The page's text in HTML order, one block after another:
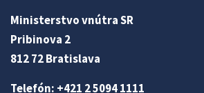
Ministerstvo vnútra SR
Pribinova 2
812 72 Bratislava
Telefón: +421 2 5094 1111